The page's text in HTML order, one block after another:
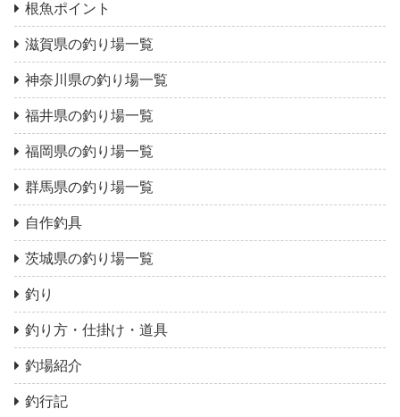
根魚ポイント
滋賀県の釣り場一覧
神奈川県の釣り場一覧
福井県の釣り場一覧
福岡県の釣り場一覧
群馬県の釣り場一覧
自作釣具
茨城県の釣り場一覧
釣り
釣り方・仕掛け・道具
釣場紹介
釣行記